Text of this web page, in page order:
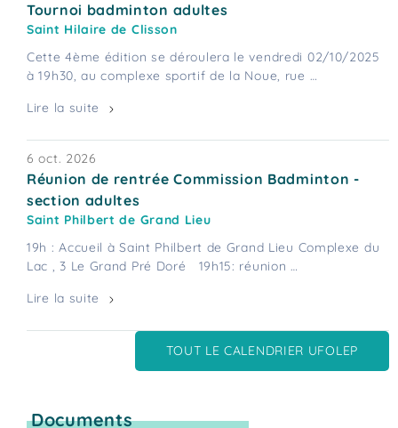
Tournoi badminton adultes
Saint Hilaire de Clisson
Cette 4ème édition se déroulera le vendredi 02/10/2025
à 19h30, au complexe sportif de la Noue, rue …
Lire la suite
6 oct. 2026
Réunion de rentrée Commission Badminton -
section adultes
Saint Philbert de Grand Lieu
19h : Accueil à Saint Philbert de Grand Lieu Complexe du
Lac , 3 Le Grand Pré Doré 19h15: réunion …
Lire la suite
TOUT LE CALENDRIER UFOLEP
Documents